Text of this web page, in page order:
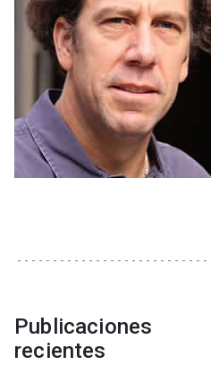
Publicaciones
recientes